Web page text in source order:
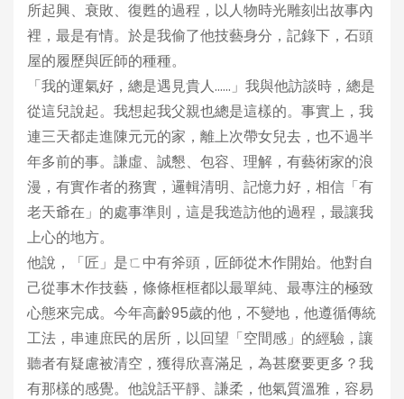
所起興、衰敗、復甦的過程，以人物時光雕刻出故事內
裡，最是有情。於是我偷了他技藝身分，記錄下，石頭
屋的履歷與匠師的種種。
「我的運氣好，總是遇見貴人……」我與他訪談時，總是
從這兒說起。我想起我父親也總是這樣的。事實上，我
連三天都走進陳元元的家，離上次帶女兒去，也不過半
年多前的事。謙虛、誠懇、包容、理解，有藝術家的浪
漫，有實作者的務實，邏輯清明、記憶力好，相信「有
老天爺在」的處事準則，這是我造訪他的過程，最讓我
上心的地方。
他說，「匠」是ㄈ中有斧頭，匠師從木作開始。他對自
己從事木作技藝，條條框框都以最單純、最專注的極致
心態來完成。今年高齡95歲的他，不變地，他遵循傳統
工法，串連庶民的居所，以回望「空間感」的經驗，讓
聽者有疑慮被清空，獲得欣喜滿足，為甚麼要更多？我
有那樣的感覺。他說話平靜、謙柔，他氣質溫雅，容易